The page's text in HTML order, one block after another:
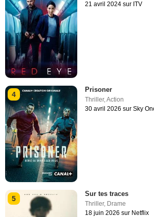
21 avril 2024 sur ITV
4
Prisoner
Thriller,Action
30 avril 2026 sur Sky
5
Sur tes traces
Thriller, Drame
18 juin 2026 sur Netflix